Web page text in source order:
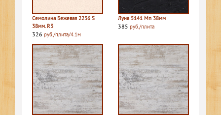
Семолина Бежевая 2236 S
38мм. R3
326 руб./плита/4.1м
Луна 5141 Mn 38мм
385 руб./плита